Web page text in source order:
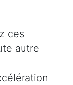
ces
autre